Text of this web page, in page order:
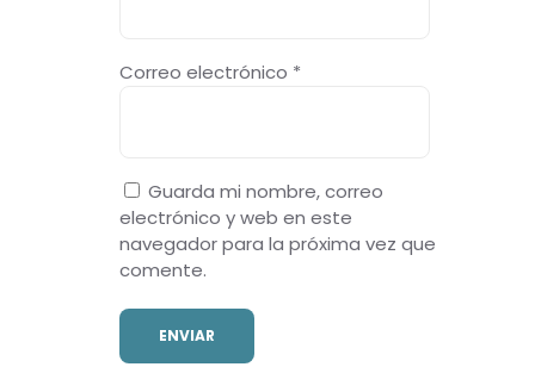
Correo electrónico *
Guarda mi nombre, correo
electrónico y web en este
navegador para la próxima vez que
comente.